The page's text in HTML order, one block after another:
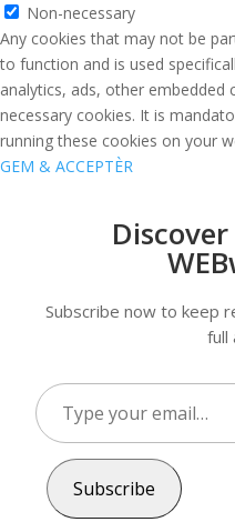
Non-necessary
Any cookies that may not be
to function and is used
analytics, ads, other
necessary cookies. It is
running these cookies on your
GEM & ACCEPTÈR
Subscribe now to keep
full
Type
your
email…
Subscribe